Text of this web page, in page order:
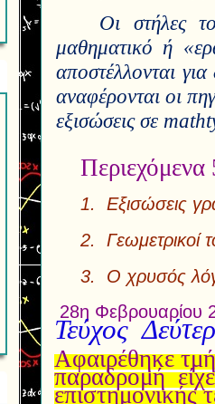
Οι στήλες
μαθηματικό ή
αποστέλλονται
αναφέρονται οι
εξισώσεις σε
Περιεχόμενα
1. Εξισώσεις
2. Γεωμετρικοί
3. Ο
28η
Τεύχος
Αφαιρέθηκε
παραδρομή
επιστημονικής